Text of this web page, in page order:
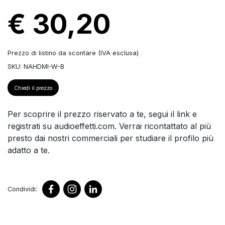
€ 30,20
Prezzo di listino da scontare (IVA esclusa)
SKU: NAHDMI-W-B
Chiedi il prezzo
Per scoprire il prezzo riservato a te, segui il link e
registrati su audioeffetti.com. Verrai ricontattato al più
presto dai nostri commerciali per studiare il profilo più
adatto a te.
Condividi: